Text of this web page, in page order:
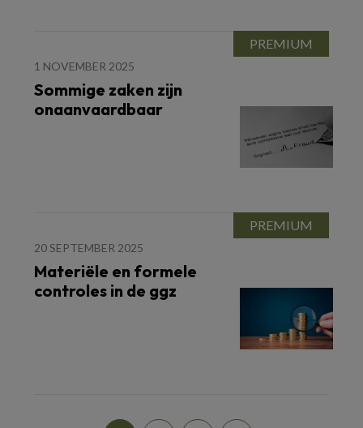
1 NOVEMBER 2025
Sommige zaken zijn
onaanvaardbaar
20 SEPTEMBER 2025
Materiële en formele
controles in de ggz